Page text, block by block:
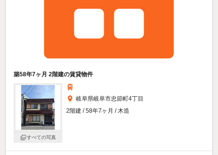
築58年7ヶ月 2階建の賃貸物件
すべての写真
岐阜県岐阜市忠節町4丁目
2階建 / 58年7ヶ月 / 木造